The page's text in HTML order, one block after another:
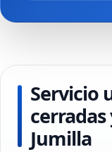
Servicio
Jumilla